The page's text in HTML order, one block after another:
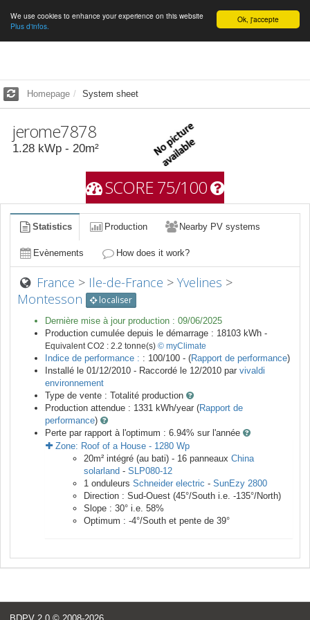
English Ok, j'accepte
We use cookies to enhance your experience on this website
Plus d'infos.
Homepage System sheet
jerome7878
1.28 kWp - 20m²
SCORE 75/100
Statistics Production Nearby PV systems
Evènements How does it work?
France > Ile-de-France >Yvelines >
Montesson
localiser
Dernière mise à jour production : 09/06/2025
Production cumulée depuis le démarrage : 18103 kWh -
Equivalent CO2 : 2.2 tonne(s) © myClimate
Indice de performance : : 100/100 - (Rapport de performance)
Installé le 01/12/2010 - Raccordé le 12/2010 par vivaldi
environnement
Type de vente : Totalité production
Production attendue : 1331 kWh/year (Rapport de
performance)
Perte par rapport à l'optimum : 6.94% sur l'année
Zone: Roof of a House - 1280 Wp
20m² intégré (au bati) - 16 panneaux China
solarland - SLP080-12
1 onduleurs Schneider electric - SunEzy 2800
Direction : Sud-Ouest (45°/South i.e. -135°/North)
Slope : 30° i.e. 58%
Optimum : -4°/South et pente de 39°